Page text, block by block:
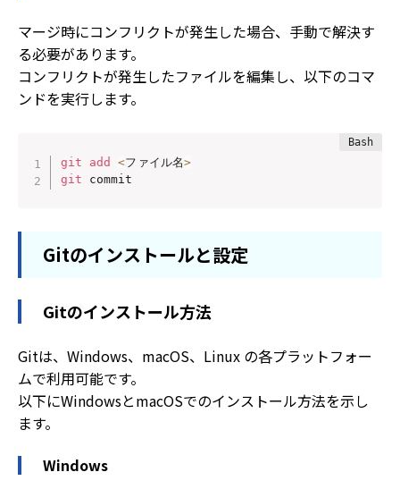
マージ時にコンフリクトが発生した場合、手動で解決す
る必要があります。
コンフリクトが発生したファイルを編集し、以下のコマ
ンドを実行します。
git add <ファイル名>
git commit
Gitのインストールと設定
Gitのインストール方法
Gitは、Windows、macOS、Linux の各プラットフォー
ムで利用可能です。
以下にWindowsとmacOSでのインストール方法を示し
ます。
Windows